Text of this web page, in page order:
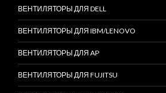
ВЕНТИЛЯТОРЫ ДЛЯ DELL
ВЕНТИЛЯТОРЫ ДЛЯ IBM/LENOVO
ВЕНТИЛЯТОРЫ ДЛЯ AP
ВЕНТИЛЯТОРЫ ДЛЯ FUJITSU